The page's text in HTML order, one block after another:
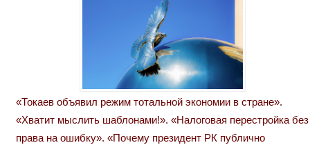
«Токаев объявил режим тотальной экономии в стране».
«Хватит мыслить шаблонами!». «Налоговая перестройка без
права на ошибку». «Почему президент РК публично